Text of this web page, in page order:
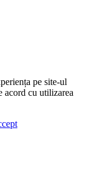
pe site-ul
acord cu utilizarea